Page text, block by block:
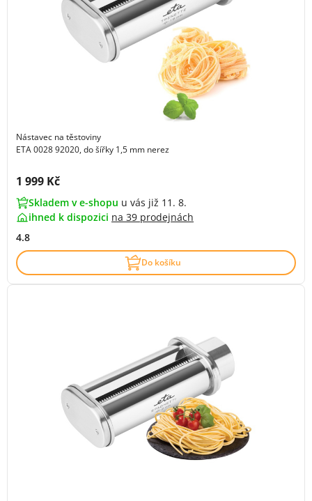
Nástavec na těstoviny
ETA 0028 92020, do šířky 1,5 mm nerez
Cena s DPH:
1 999 Kč
Skladem v e-shopu u vás již 11. 8.
ihned k dispozici na 39 prodejnách
4.8
Do košíku